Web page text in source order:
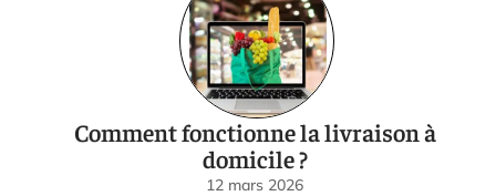
Comment fonctionne la livraison à
domicile ?
12 mars 2026